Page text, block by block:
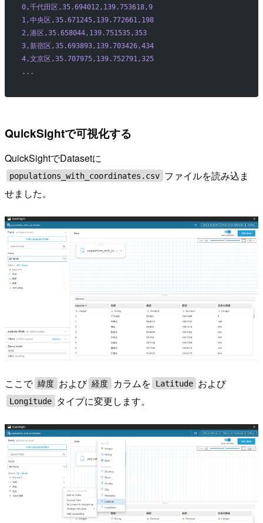
0,千代田区,35.694012,139.753618,9
1,中央区,35.671245,139.772661,198
2,港区,35.658044,139.751535,353
3,新宿区,35.693893,139.703426,434
4,文京区,35.707975,139.752791,325
...
QuickSightで可視化する
QuickSightでDatasetに
populations_with_coordinates.csv ファイルを読み込ま
せました。
ここで 緯度 および 経度 カラムを Latitude および
Longitude タイプに変更します。